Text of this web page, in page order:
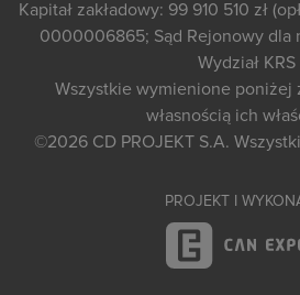
Kapitał zakładowy: 99 910 510 zł
0000006865; Sąd Rejonowy dla
Wydział KRS
Wszystkie wymienione poniżej
własnością ich
©2026 CD PROJEKT S.A.
PROJEKT I